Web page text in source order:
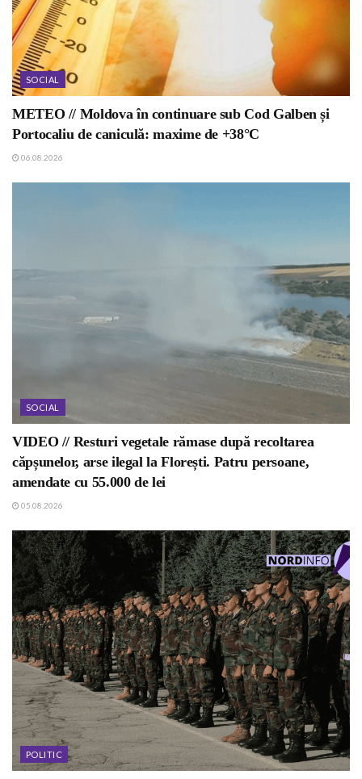
SOCIAL
METEO // Moldova în continuare sub Cod Galben și
Portocaliu de caniculă: maxime de +38°C
06.08.2026
SOCIAL
VIDEO // Resturi vegetale rămase după recoltarea
căpșunelor, arse ilegal la Florești. Patru persoane,
amendate cu 55.000 de lei
05.08.2026
POLITIC